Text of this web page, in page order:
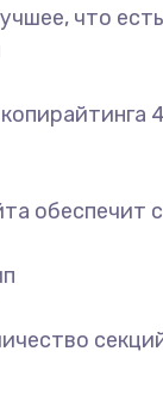
что
обеспечит